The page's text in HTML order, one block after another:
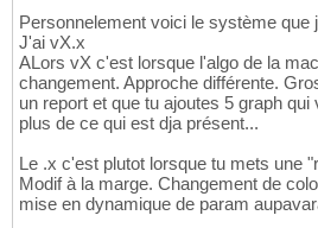
Personnelement voici le système que
J'ai vX.x
ALors vX c'est lorsque l'algo de la
changement. Approche différente.
un report et que tu ajoutes 5 graph
plus de ce qui est dja présent...
Le .x c'est plutot lorsque tu mets une
Modif à la marge. Changement de
mise en dynamique de param